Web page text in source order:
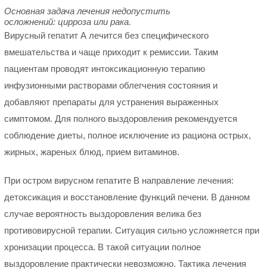
Основная задача лечения недопустить
осложнений: цирроза или рака.
Вирусный гепатит А лечится без специфического
вмешательства и чаще приходит к ремиссии. Таким
пациентам проводят интоксикационную терапию
инфузионными растворами облегчения состояния и
добавляют препараты для устранения выраженных
симптомом. Для полного выздоровления рекомендуется
соблюдение диеты, полное исключение из рациона острых,
жирных, жареных блюд, прием витаминов.
При остром вирусном гепатите B направление лечения:
детоксикация и восстановление функций печени. В данном
случае вероятность выздоровления велика без
противовирусной терапии. Ситуация сильно усложняется при
хронизации процесса. В такой ситуации полное
выздоровление практически невозможно. Тактика лечения